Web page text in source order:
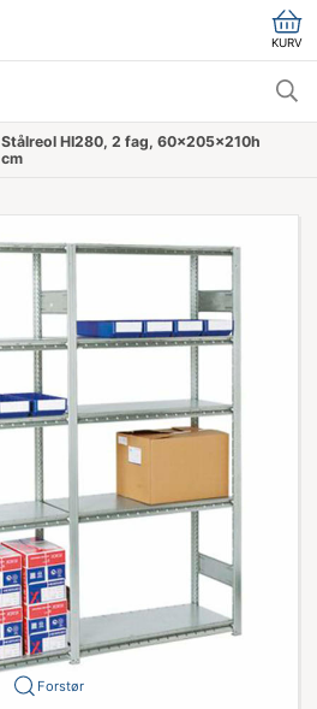
KURV
Stålreol HI280, 2 fag, 60x205x210h
cm
Forstør